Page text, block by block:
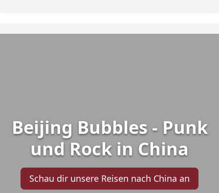
Beijing Bubbles - Punk
und Rock in China
Schau dir unsere Reisen nach China an